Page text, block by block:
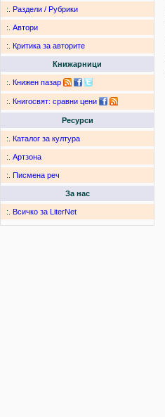
:. Раздели / Рубрики
:. Автори
:. Критика за авторите
Книжарници
:. Книжен пазар
:. Книгосвят: сравни цени
Ресурси
:. Каталог за култура
:. Артзона
:. Писмена реч
За нас
:. Всичко за LiterNet